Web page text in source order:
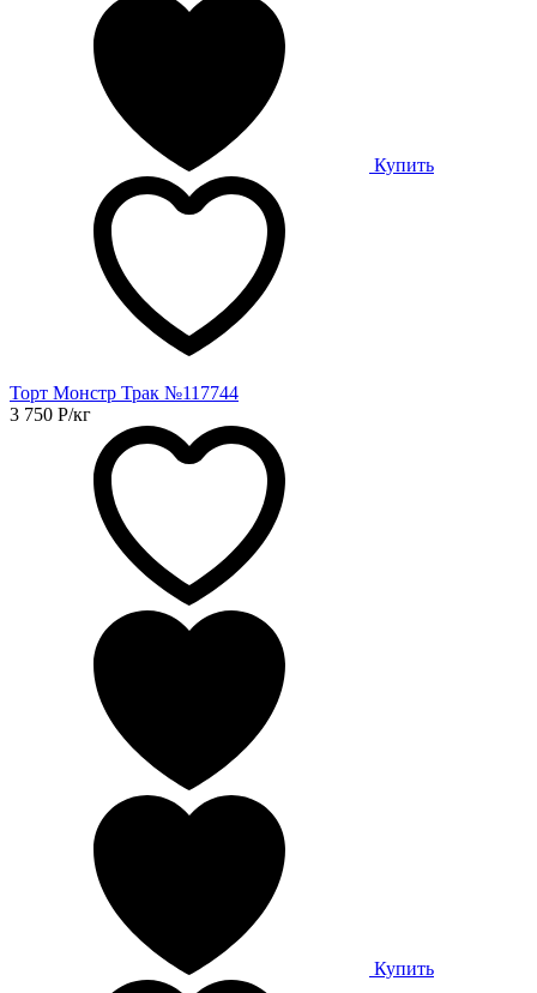
Купить
Торт Монстр Трак №117744
3 750 Р/кг
Купить